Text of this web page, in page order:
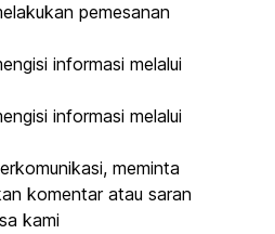
pemesanan
informasi melalui
informasi melalui
meminta
komentar atau saran
kami